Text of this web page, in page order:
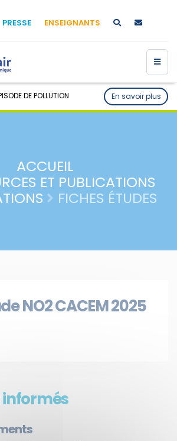
PRESSE ENSEIGNANTS
DE POLLUTION En savoir plus
ACCUEIL
ET PUBLICATIONS
FICHES ÉTUDES
NO2 CACEM 2025
informés